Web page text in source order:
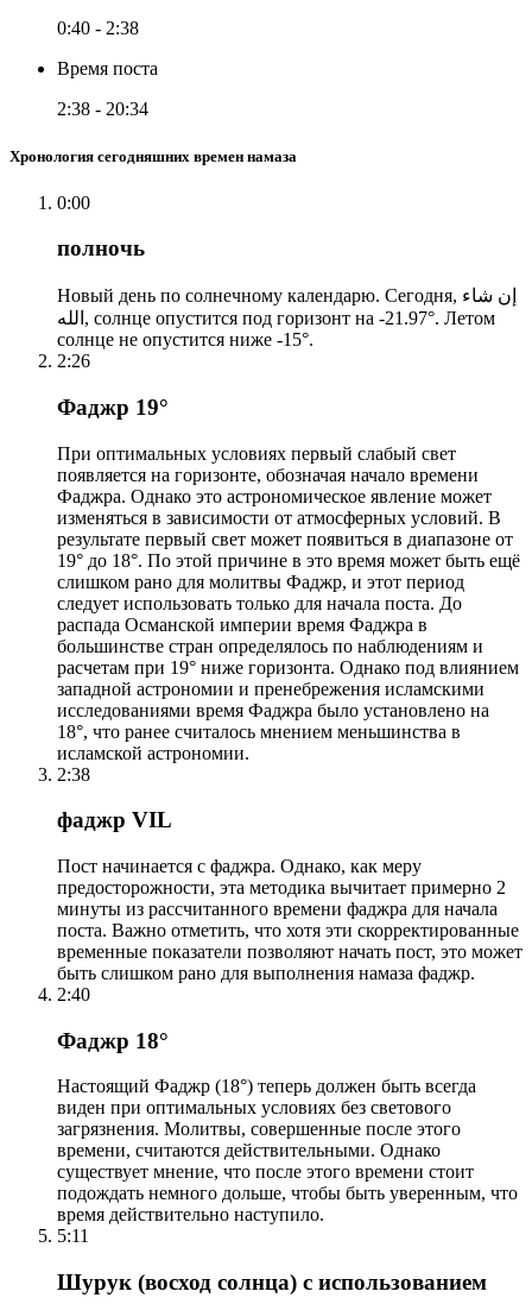
0:40 - 2:38
Время поста
2:38 - 20:34
Хронология сегодняшних времен намаза
0:00
полночь
Новый день по солнечному календарю. Сегодня, إن شاء
الله, солнце опустится под горизонт на -21.97°. Летом
солнце не опустится ниже -15°.
2:26
Фаджр 19°
При оптимальных условиях первый слабый свет
появляется на горизонте, обозначая начало времени
Фаджра. Однако это астрономическое явление может
изменяться в зависимости от атмосферных условий. В
результате первый свет может появиться в диапазоне от
19° до 18°. По этой причине в это время может быть ещё
слишком рано для молитвы Фаджр, и этот период
следует использовать только для начала поста. До
распада Османской империи время Фаджра в
большинстве стран определялось по наблюдениям и
расчетам при 19° ниже горизонта. Однако под влиянием
западной астрономии и пренебрежения исламскими
исследованиями время Фаджра было установлено на
18°, что ранее считалось мнением меньшинства в
исламской астрономии.
2:38
фаджр VIL
Пост начинается с фаджра. Однако, как меру
предосторожности, эта методика вычитает примерно 2
минуты из рассчитанного времени фаджра для начала
поста. Важно отметить, что хотя эти скорректированные
временные показатели позволяют начать пост, это может
быть слишком рано для выполнения намаза фаджр.
2:40
Фаджр 18°
Настоящий Фаджр (18°) теперь должен быть всегда
виден при оптимальных условиях без светового
загрязнения. Молитвы, совершенные после этого
времени, считаются действительными. Однако
существует мнение, что после этого времени стоит
подождать немного дольше, чтобы быть уверенным, что
время действительно наступило.
5:11
Шурук (восход солнца) с использованием